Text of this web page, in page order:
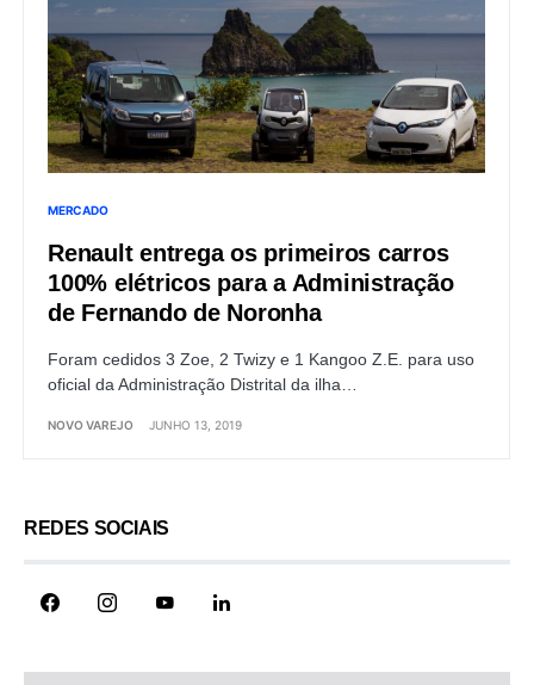
MERCADO
Renault entrega os primeiros carros
100% elétricos para a Administração
de Fernando de Noronha
Foram cedidos 3 Zoe, 2 Twizy e 1 Kangoo Z.E. para uso
oficial da Administração Distrital da ilha…
NOVO VAREJO JUNHO 13, 2019
REDES SOCIAIS